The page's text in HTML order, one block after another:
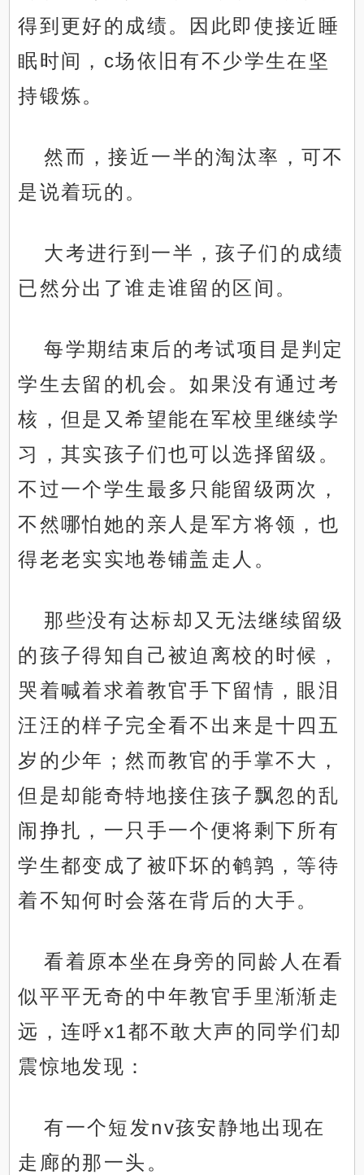
得到更好的成绩。因此即使接近睡
眠时间，c场依旧有不少学生在坚
持锻炼。
然而，接近一半的淘汰率，可不
是说着玩的。
大考进行到一半，孩子们的成绩
已然分出了谁走谁留的区间。
每学期结束后的考试项目是判定
学生去留的机会。如果没有通过考
核，但是又希望能在军校里继续学
习，其实孩子们也可以选择留级。
不过一个学生最多只能留级两次，
不然哪怕她的亲人是军方将领，也
得老老实实地卷铺盖走人。
那些没有达标却又无法继续留级
的孩子得知自己被迫离校的时候，
哭着喊着求着教官手下留情，眼泪
汪汪的样子完全看不出来是十四五
岁的少年；然而教官的手掌不大，
但是却能奇特地接住孩子飘忽的乱
闹挣扎，一只手一个便将剩下所有
学生都变成了被吓坏的鹌鹑，等待
着不知何时会落在背后的大手。
看着原本坐在身旁的同龄人在看
似平平无奇的中年教官手里渐渐走
远，连呼x1都不敢大声的同学们却
震惊地发现：
有一个短发nv孩安静地出现在
走廊的那一头。